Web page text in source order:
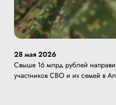
28 мая 2026
Свыше 16 млрд рублей
участников СВО и их семей в